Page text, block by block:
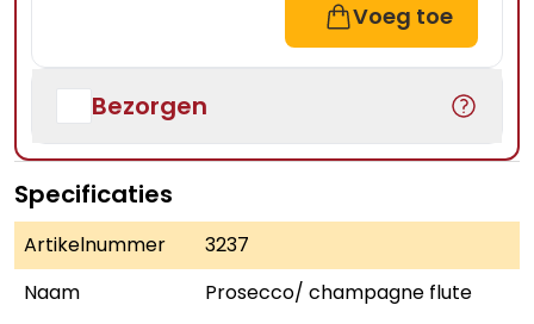
Voeg toe
Bezorgen
Specificaties
Artikelnummer
3237
Naam
Prosecco/ champagne flute